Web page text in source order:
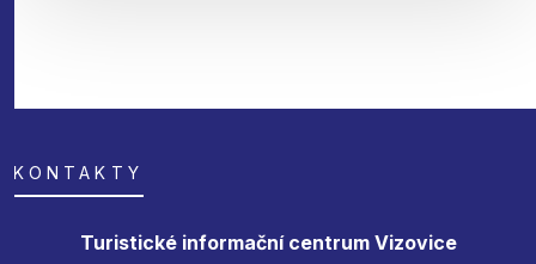
KONTAKTY
Turistické informační centrum Vizovice